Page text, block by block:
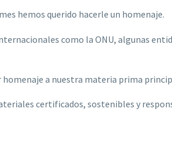
hemos querido hacerle un homenaje.
como la ONU, algunas
a nuestra materia prima
certificados, sostenibles y